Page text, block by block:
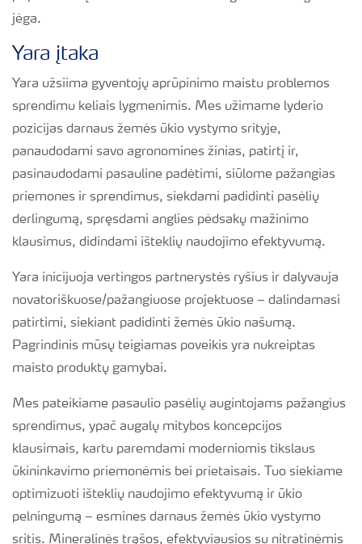
jėga.
Yara įtaka
Yara užsiima gyventojų aprūpinimo maistu problemos
sprendimu keliais lygmenimis. Mes užimame lyderio
pozicijas darnaus žemės ūkio vystymo srityje,
panaudodami savo agronomines žinias, patirtį ir,
pasinaudodami pasauline padėtimi, siūlome pažangias
priemones ir sprendimus, siekdami padidinti pasėlių
derlingumą, spręsdami anglies pėdsakų mažinimo
klausimus, didindami išteklių naudojimo efektyvumą.
Yara inicijuoja vertingos partnerystės ryšius ir dalyvauja
novatoriškuose/pažangiuose projektuose – dalindamasi
patirtimi, siekiant padidinti žemės ūkio našumą.
Pagrindinis mūsų teigiamas poveikis yra nukreiptas
maisto produktų gamybai.
Mes pateikiame pasaulio pasėlių augintojams pažangius
sprendimus, ypač augalų mitybos koncepcijos
klausimais, kartu paremdami moderniomis tikslaus
ūkininkavimo priemonėmis bei prietaisais. Tuo siekiame
optimizuoti išteklių naudojimo efektyvumą ir ūkio
pelningumą – esmines darnaus žemės ūkio vystymo
sritis. Mineralinės trąšos, efektyviausios su nitratinėmis